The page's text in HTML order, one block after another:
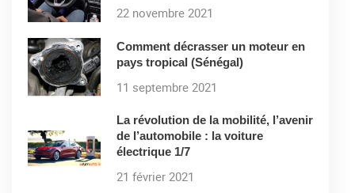
22 novembre 2021
Comment décrasser un moteur en
pays tropical (Sénégal)
11 septembre 2021
La révolution de la mobilité, l’avenir
de l’automobile : la voiture
électrique 1/7
21 février 2021